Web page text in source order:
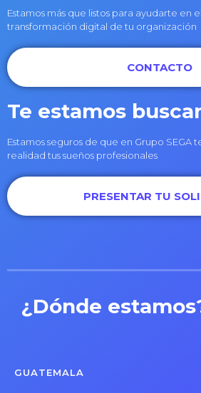
Estamos más que listos para ayudarte en
transformación digital de tu organización
CONTACTO
Te estamos
Estamos seguros de que en Grupo SEGA
realidad tus sueños profesionales
PRESENTAR TU
¿Dónde
GUATEMALA